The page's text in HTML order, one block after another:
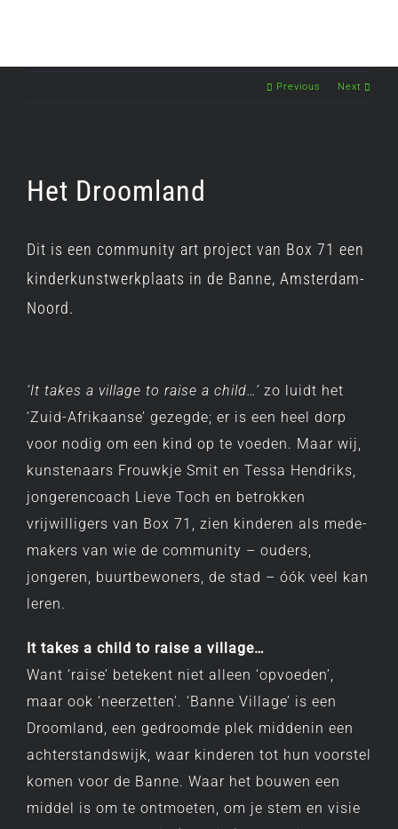
Previous Next
Het Droomland
Dit is een community art project van Box 71 een
kinderkunstwerkplaats in de Banne, Amsterdam-
Noord.
‘It takes a village to raise a child…’ zo luidt het
‘Zuid-Afrikaanse’ gezegde; er is een heel dorp
voor nodig om een kind op te voeden. Maar wij,
kunstenaars Frouwkje Smit en Tessa Hendriks,
jongerencoach Lieve Toch en betrokken
vrijwilligers van Box 71, zien kinderen als mede-
makers van wie de community – ouders,
jongeren, buurtbewoners, de stad – óók veel kan
leren.
It takes a child to raise a village…
Want ‘raise’ betekent niet alleen ‘opvoeden’,
maar ook ‘neerzetten’. ‘Banne Village’ is een
Droomland, een gedroomde plek middenin een
achterstandswijk, waar kinderen tot hun voorstel
komen voor de Banne. Waar het bouwen een
middel is om te ontmoeten, om je stem en visie